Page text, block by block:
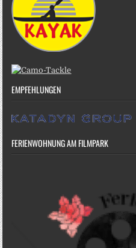
EMPFEHLUNGEN
FERIENWOHNUNG AM FILMPARK